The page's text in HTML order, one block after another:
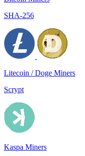
SHA-256
Litecoin / Doge Miners
Scrypt
Kaspa Miners